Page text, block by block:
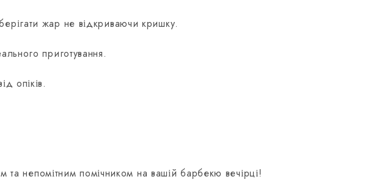
жар не відкриваючи кришку.
приготування.
опіків.
непомітним помічником на вашій барбекю вечірці!